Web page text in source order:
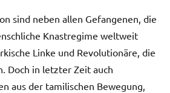
sind neben allen Gefangenen, die
Knastregime weltweit
Linke und Revolutionäre, die
Doch in letzter Zeit auch
aus der tamilischen Bewegung,